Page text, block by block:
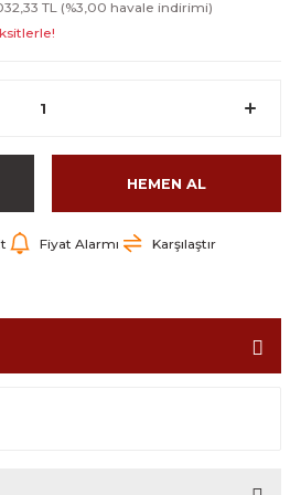
TL (%3,00 havale indirimi)
HEMEN AL
Fiyat Alarmı Karşılaştır